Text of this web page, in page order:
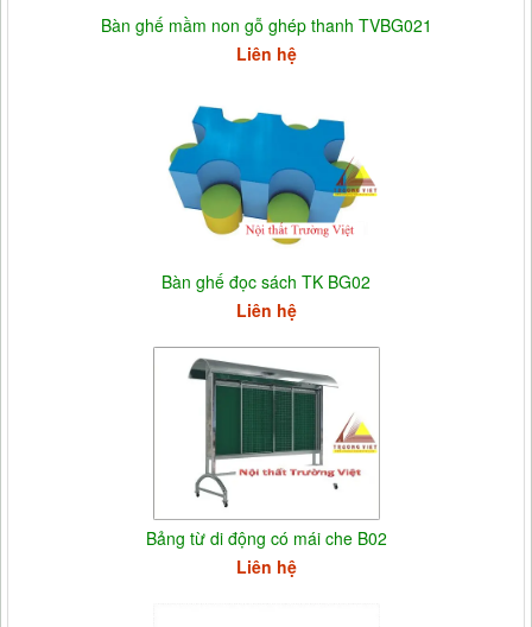
Bàn ghế mầm non gỗ ghép thanh TVBG021
Liên hệ
Bàn ghế đọc sách TK BG02
Liên hệ
Bảng từ di động có mái che B02
Liên hệ